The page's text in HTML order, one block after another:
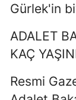
Gürlek'in
ADALET
KAÇ
Resmi